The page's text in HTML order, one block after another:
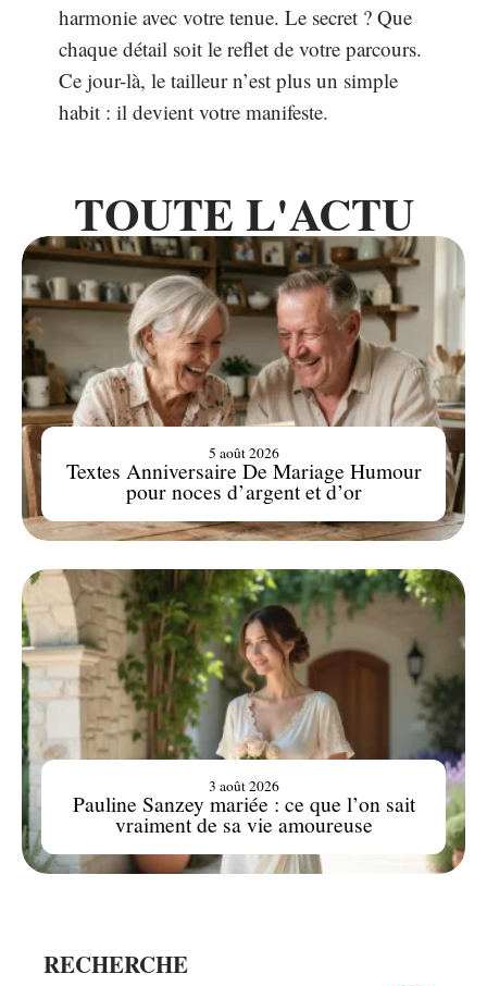
harmonie avec votre tenue. Le secret ? Que
chaque détail soit le reflet de votre parcours.
Ce jour-là, le tailleur n’est plus un simple
habit : il devient votre manifeste.
TOUTE L'ACTU
Textes Anniversaire De Mariage Humour
pour noces d’argent et d’or
5 août 2026
Pauline Sanzey mariée : ce que l’on sait
vraiment de sa vie amoureuse
3 août 2026
RECHERCHE